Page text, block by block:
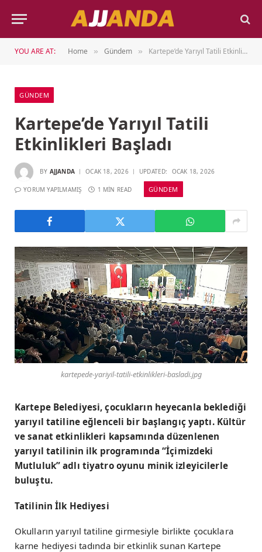
YOU ARE AT: Home » Gündem » Kartepe’de Yarıyıl Tatili Etkinlikleri Başladı
GÜNDEM
Kartepe’de Yarıyıl Tatili
Etkinlikleri Başladı
BY AJJANDA OCAK 18, 2026 UPDATED: OCAK 18, 2026
YORUM YAPILMAMIŞ 1 MIN READ GÜNDEM
kartepede-yariyil-tatili-etkinlikleri-basladi.jpg
Kartepe Belediyesi, çocukların heyecanla beklediği
yarıyıl tatiline eğlenceli bir başlangıç yaptı. Kültür
ve sanat etkinlikleri kapsamında düzenlenen
yarıyıl tatilinin ilk programında “İçimizdeki
Mutluluk” adlı tiyatro oyunu minik izleyicilerle
buluştu.
Tatilinin İlk Hediyesi
Okulların yarıyıl tatiline girmesiyle birlikte çocuklara
karne hediyesi tadında bir etkinlik sunan Kartepe